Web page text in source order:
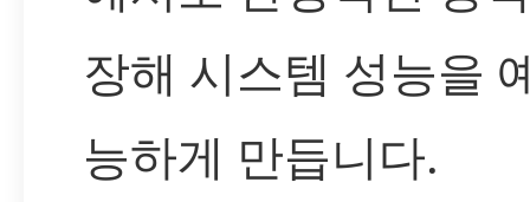
장해 시스템 성능을
능하게 만듭니다.